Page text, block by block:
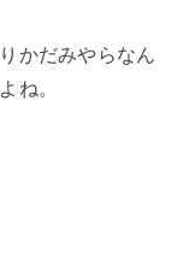
かだみやらなん
ね。